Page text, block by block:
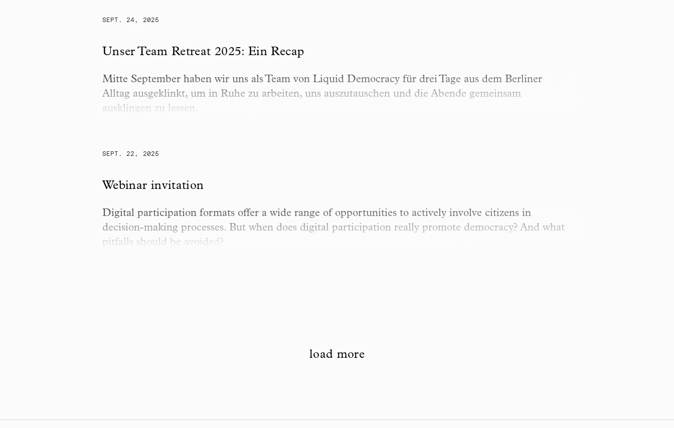
Unser Team Retreat 2025: Ein Recap
SEPT. 24, 2025
Unser Team Retreat 2025: Ein Recap
Mitte September haben wir uns als Team von Liquid Democracy für drei Tage aus dem Berliner
Alltag ausgeklinkt, um in Ruhe zu arbeiten, uns auszutauschen und die Abende gemeinsam
ausklingen zu lassen.
Webinar invitation
SEPT. 22, 2025
Webinar invitation
Digital participation formats offer a wide range of opportunities to actively involve citizens in
decision-making processes. But when does digital participation really promote democracy? And what
pitfalls should be avoided?
load more